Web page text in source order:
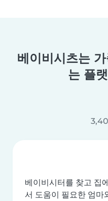
베이비시츠는
는 플
베이비시터를 찾고 집
서 도움이 필요한 엄마